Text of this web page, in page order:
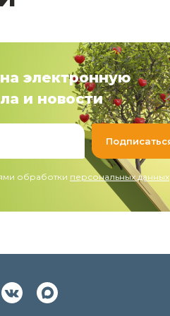
электронную
и новости
обработки персональных данных